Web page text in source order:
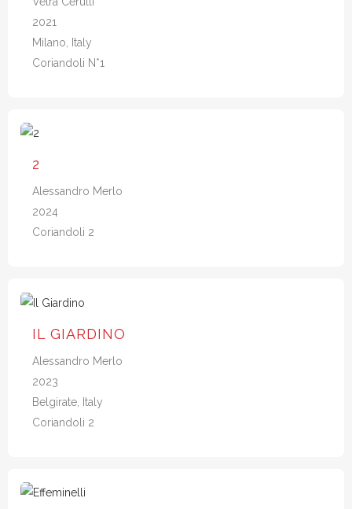
2021
Milano, Italy
Coriandoli N*1
2
Alessandro Merlo
2024
Coriandoli 2
IL GIARDINO
Alessandro Merlo
2023
Belgirate, Italy
Coriandoli 2